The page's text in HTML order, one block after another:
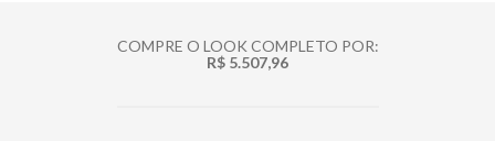
COMPRE O LOOK COMPLETO POR:
R$ 5.507,96